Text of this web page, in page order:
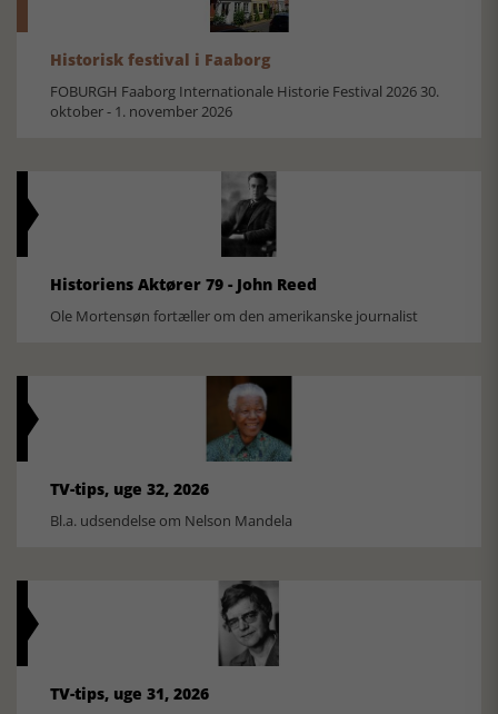
Historisk festival i Faaborg
FOBURGH Faaborg Internationale Historie Festival 2026 30.
oktober - 1. november 2026
Historiens Aktører 79 - John Reed
Ole Mortensøn fortæller om den amerikanske journalist
TV-tips, uge 32, 2026
Bl.a. udsendelse om Nelson Mandela
TV-tips, uge 31, 2026